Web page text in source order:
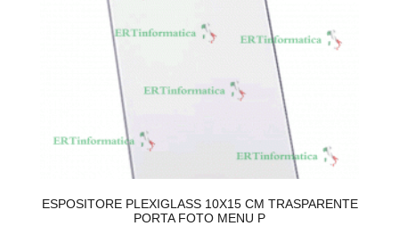
ESPOSITORE PLEXIGLASS 10X15 CM TRASPARENTE
PORTA FOTO MENU P